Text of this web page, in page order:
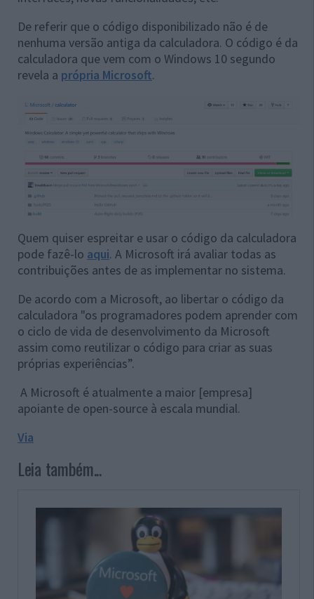
De referir que o código disponibilizado não é de
nenhuma versão antiga da calculadora. O código é da
calculadora que vem com o Windows 10 segundo
revela a própria Microsoft.
Quem quiser espreitar e usar o código da calculadora
pode fazê-lo aqui. A Microsoft irá avaliar todas as
contribuições antes de as implementar no sistema.
De acordo com a Microsoft, ao libertar o código da
calculadora "os programadores podem aprender com
o ciclo de vida de desenvolvimento da Microsoft
assim como reutilizar o código para criar as suas
próprias experiências”.
A Microsoft é atualmente a maior [empresa]
apoiante de open-source à escala mundial.
Via
Leia também...